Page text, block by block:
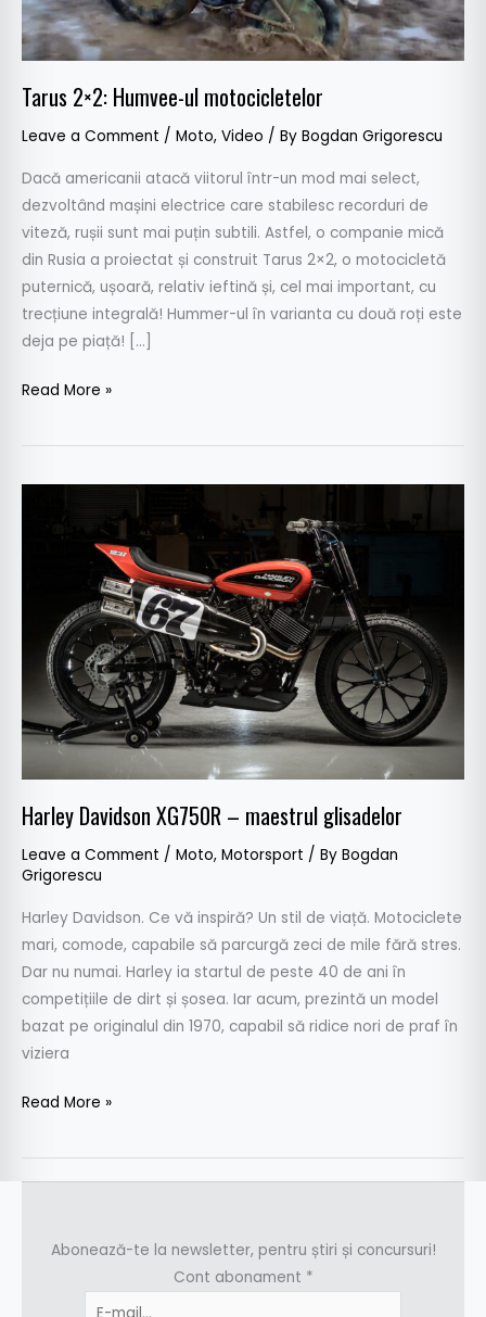
Tarus 2×2: Humvee-ul motocicletelor
Leave a Comment / Moto, Video / By Bogdan Grigorescu
Dacă americanii atacă viitorul într-un mod mai select,
dezvoltând mașini electrice care stabilesc recorduri de
viteză, rușii sunt mai puțin subtili. Astfel, o companie mică
din Rusia a proiectat și construit Tarus 2×2, o motocicletă
puternică, ușoară, relativ ieftină și, cel mai important, cu
trecțiune integrală! Hummer-ul în varianta cu două roți este
deja pe piață! […]
Read More »
Harley Davidson XG750R – maestrul glisadelor
Leave a Comment / Moto, Motorsport / By Bogdan
Grigorescu
Harley Davidson. Ce vă inspiră? Un stil de viață. Motociclete
mari, comode, capabile să parcurgă zeci de mile fără stres.
Dar nu numai. Harley ia startul de peste 40 de ani în
competițiile de dirt și șosea. Iar acum, prezintă un model
bazat pe originalul din 1970, capabil să ridice nori de praf în
viziera
maestrul
glisadelor
Read More »
Abonează-te la newsletter, pentru știri și concursuri!
Cont abonament *